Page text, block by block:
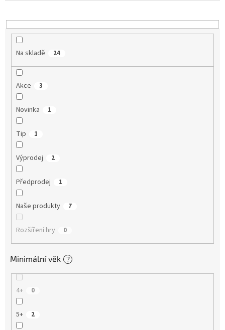
Na skladě 24
Akce 3
Novinka 1
Tip 1
Výprodej 2
Předprodej 1
Naše produkty 7
Rozšíření hry 0
Minimální věk ?
4+ 0
5+ 2